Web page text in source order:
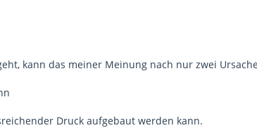
kann das meiner Meinung nach nur zwei
Druck aufgebaut werden kann.